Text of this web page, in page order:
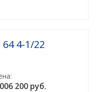
4-1/22
200 руб.